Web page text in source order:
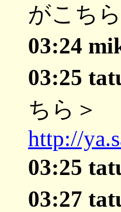
がこち
03:24
03:25
ちら＞
http://
03:25
03:27